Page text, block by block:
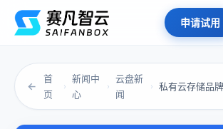
申请试用
←
首
页
›
新闻中
心
›
云盘新
闻
›